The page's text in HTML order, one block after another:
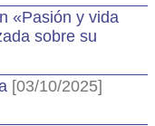
«Pasión y vida
sobre su
[03/10/2025]